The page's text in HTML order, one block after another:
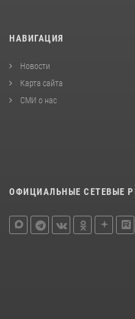
НАВИГАЦИЯ
Новости
Карта сайта
СМИ о нас
ОФИЦИАЛЬНЫЕ СЕТЕВЫЕ